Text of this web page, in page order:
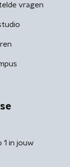
vragen
1 in jouw